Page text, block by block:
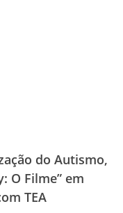
do Autismo,
O Filme” em
TEA